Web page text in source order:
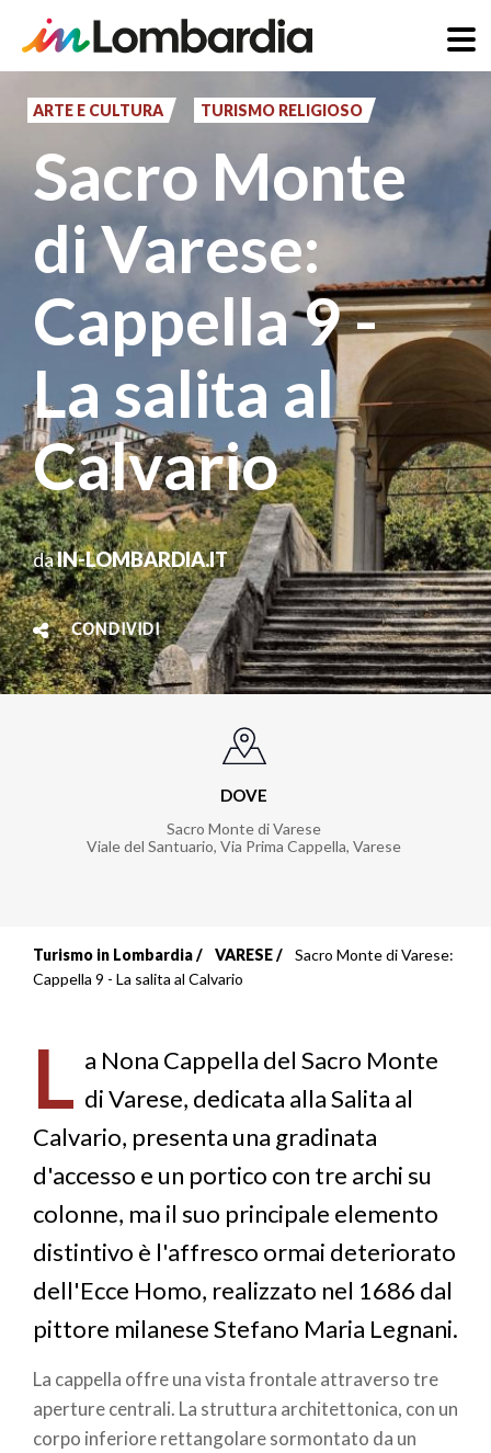
principale
ARTE E CULTURA TURISMO RELIGIOSO
Sacro Monte
di Varese:
Cappella 9 -
La salita al
Calvario
daIN-LOMBARDIA.IT
CONDIVIDI
DOVE
Sacro Monte di Varese
Viale del Santuario, Via Prima Cappella, Varese
Briciole
pane
Turismo in Lombardia VARESE
Sacro Monte di Varese:
Cappella 9 - La salita al Calvario
L a Nona Cappella del Sacro Monte
di Varese, dedicata alla Salita al
Calvario, presenta una gradinata
d'accesso e un portico con tre archi su
colonne, ma il suo principale elemento
distintivo è l'affresco ormai deteriorato
dell'Ecce Homo, realizzato nel 1686 dal
pittore milanese Stefano Maria Legnani.
La cappella offre una vista frontale attraverso tre
aperture centrali. La struttura architettonica, con un
corpo inferiore rettangolare sormontato da un